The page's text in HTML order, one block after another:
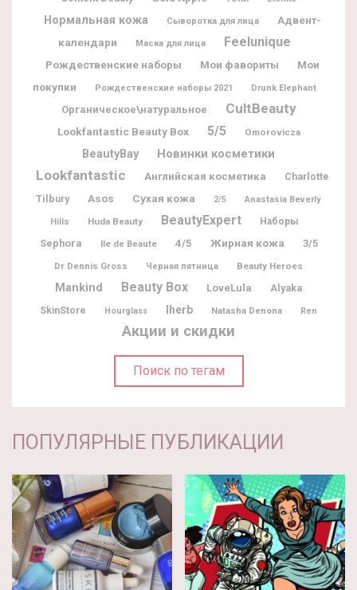
Нормальная кожа Сыворотка для лица
Адвент-
календари
Маска для лица Feelunique
Рождественские наборы Мои фавориты
Мои
покупки
Рождественские наборы 2021 Drunk Elephant
Органическое\натуральное CultBeauty
Lookfantastic Beauty Box 5/5 Omorovicza
BeautyBay Новинки косметики
Lookfantastic Английская косметика
Charlotte
Tilbury
Asos Сухая кожа 2/5 Anastasia Beverly
Hills Huda Beauty BeautyExpert Наборы
Sephora Ile de Beaute 4/5 Жирная кожа 3/5
Dr Dennis Gross Черная пятница Beauty Heroes
Mankind Beauty Box LoveLula Alyaka
SkinStore Hourglass Iherb Natasha Denona Ren
Акции и скидки
Поиск по тегам
ПОПУЛЯРНЫЕ ПУБЛИКАЦИИ